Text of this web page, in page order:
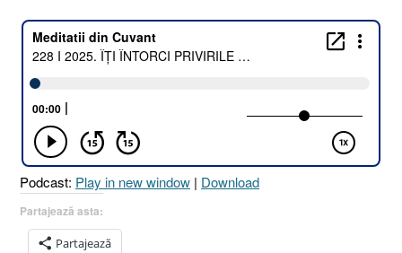
2025.
ÎȚI
ÎNTORCI
!
34.5
I
Geneza
15.5]
16
August
Podcast: Play in new window | Download
Partajează asta:
Partajează